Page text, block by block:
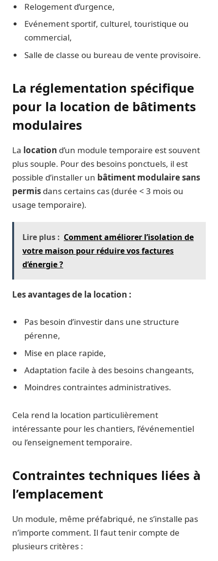
Relogement d’urgence,
Evénement sportif, culturel, touristique ou
commercial,
Salle de classe ou bureau de vente provisoire.
La réglementation spécifique
pour la location de bâtiments
modulaires
La location d’un module temporaire est souvent
plus souple. Pour des besoins ponctuels, il est
possible d’installer un bâtiment modulaire sans
permis dans certains cas (durée < 3 mois ou
usage temporaire).
Lire plus : Comment améliorer l’isolation de
votre maison pour réduire vos factures
d’énergie ?
Les avantages de la location :
Pas besoin d’investir dans une structure
pérenne,
Mise en place rapide,
Adaptation facile à des besoins changeants,
Moindres contraintes administratives.
Cela rend la location particulièrement
intéressante pour les chantiers, l’événementiel
ou l’enseignement temporaire.
Contraintes techniques liées à
l’emplacement
Un module, même préfabriqué, ne s’installe pas
n’importe comment. Il faut tenir compte de
plusieurs critères :